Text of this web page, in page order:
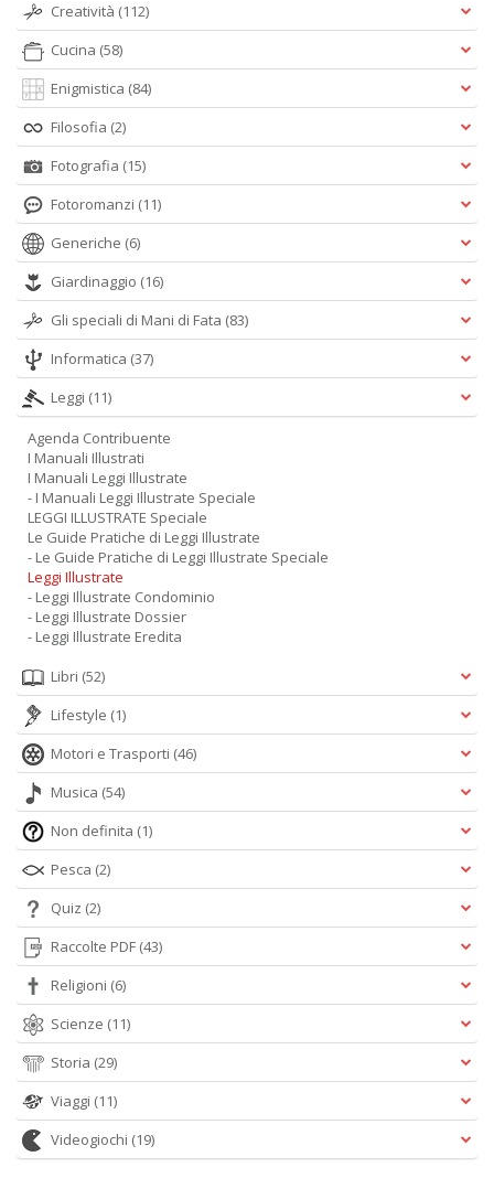
Creatività (112)
Cucina (58)
Enigmistica (84)
Filosofia (2)
Fotografia (15)
Fotoromanzi (11)
Generiche (6)
Giardinaggio (16)
Gli speciali di Mani di Fata (83)
Informatica (37)
Leggi (11)
Agenda Contribuente
I Manuali Illustrati
I Manuali Leggi Illustrate
- I Manuali Leggi Illustrate Speciale
LEGGI ILLUSTRATE Speciale
Le Guide Pratiche di Leggi Illustrate
- Le Guide Pratiche di Leggi Illustrate Speciale
Leggi Illustrate
- Leggi Illustrate Condominio
- Leggi Illustrate Dossier
- Leggi Illustrate Eredita
Libri (52)
Lifestyle (1)
Motori e Trasporti (46)
Musica (54)
Non definita (1)
Pesca (2)
Quiz (2)
Raccolte PDF (43)
Religioni (6)
Scienze (11)
Storia (29)
Viaggi (11)
Videogiochi (19)